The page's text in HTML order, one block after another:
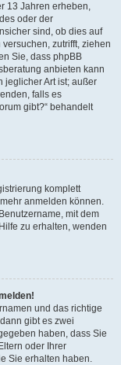
13 Jahren erheben,
oder der
sind, ob dies auf
zutrifft, ziehen
Sie, dass phpBB
anbieten kann
jeglicher Art ist; außer
falls es
gibt?“ behandelt
komplett
anmelden können.
mit dem
zu erhalten, wenden
und das richtige
gibt es zwei
haben, dass Sie
oder Ihrer
Sie erhalten haben.